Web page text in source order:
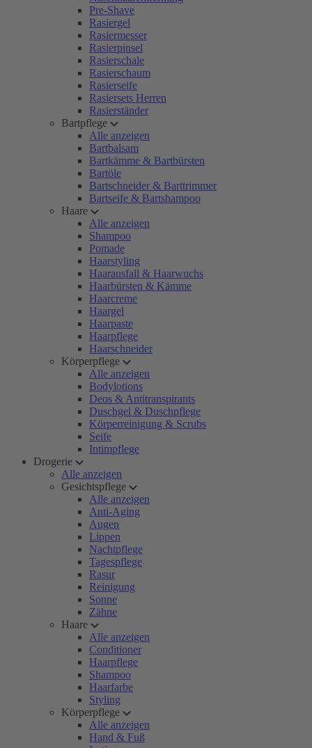
Pre-Shave
Rasiergel
Rasiermesser
Rasierpinsel
Rasierschale
Rasierschaum
Rasierseife
Rasiersets Herren
Rasierständer
Bartpflege
Alle anzeigen
Bartbalsam
Bartkämme & Bartbürsten
Bartöle
Bartschneider & Barttrimmer
Bartseife & Bartshampoo
Haare
Alle anzeigen
Shampoo
Pomade
Haarstyling
Haarausfall & Haarwuchs
Haarbürsten & Kämme
Haarcreme
Haargel
Haarpaste
Haarpflege
Haarschneider
Körperpflege
Alle anzeigen
Bodylotions
Deos & Antitranspirants
Duschgel & Duschpflege
Körperreinigung & Scrubs
Seife
Intimpflege
Drogerie
Alle anzeigen
Gesichtspflege
Alle anzeigen
Anti-Aging
Augen
Lippen
Nachtpflege
Tagespflege
Rasur
Reinigung
Sonne
Zähne
Haare
Alle anzeigen
Conditioner
Haarpflege
Shampoo
Haarfarbe
Styling
Körperpflege
Alle anzeigen
Hand & Fuß